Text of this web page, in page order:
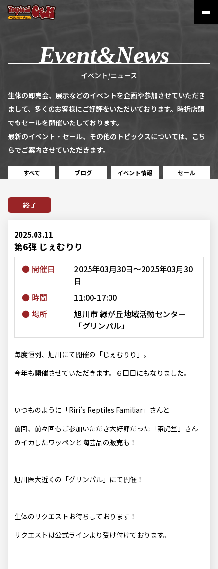
イベント/ニュース
生体の即売会、展示などのイベントを企画や参加させていただき
まして、多くのお客様にご好評をいただいております。時折店頭
でもセールを開催いたしております。
最新のイベント・セール、その他のトピックスについては、こち
らでご案内させていただきます。
すべて ブログ イベント情報 セール
終了
2025.03.11
第6弾 じぇむりり
開催日
2025年03月30日～2025年03月30
日
時間
11:00-17:00
場所
旭川市 緑が丘地域活動センター
「グリンパル」
毎度恒例、旭川にて開催の「じぇむりり」。
今年も開催させていただきます。６回目にもなりました。
いつものように「Riri’s Reptiles Familiar 」さんと
前回、前々回もご参加いただき大好評だった「茶虎堂 」さん
のイカしたワッペンと陶芸品の販売も！
旭川医大近くの「グリンパル」にて開催！
生体のリクエストお待ちしております！
リクエストは公式ラインより受け付けております。